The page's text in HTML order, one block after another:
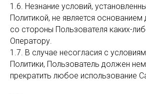
1.6. Незнание условий,
Политикой, не является основанием
со стороны Пользователя каких-
Оператору.
1.7. В случае несогласия с
Политики, Пользователь должен
прекратить любое использование